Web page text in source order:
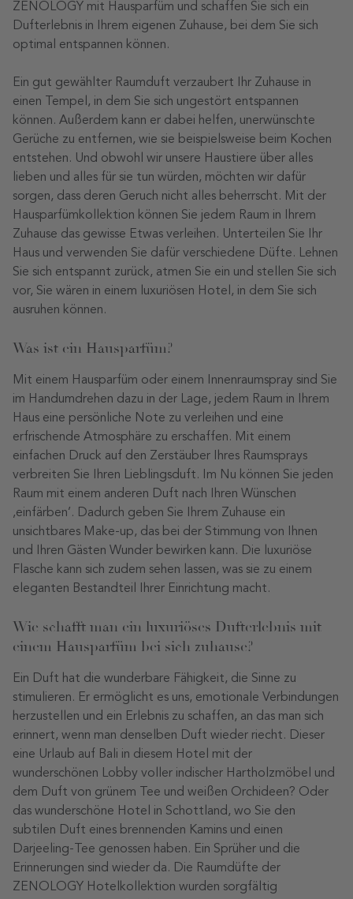
ZENOLOGY mit Hausparfüm und schaffen Sie sich ein
Dufterlebnis in Ihrem eigenen Zuhause, bei dem Sie sich
optimal entspannen können.
Ein gut gewählter Raumduft verzaubert Ihr Zuhause in
einen Tempel, in dem Sie sich ungestört entspannen
können. Außerdem kann er dabei helfen, unerwünschte
Gerüche zu entfernen, wie sie beispielsweise beim Kochen
entstehen. Und obwohl wir unsere Haustiere über alles
lieben und alles für sie tun würden, möchten wir dafür
sorgen, dass deren Geruch nicht alles beherrscht. Mit der
Hausparfümkollektion können Sie jedem Raum in Ihrem
Zuhause das gewisse Etwas verleihen. Unterteilen Sie Ihr
Haus und verwenden Sie dafür verschiedene Düfte. Lehnen
Sie sich entspannt zurück, atmen Sie ein und stellen Sie sich
vor, Sie wären in einem luxuriösen Hotel, in dem Sie sich
ausruhen können.
Was ist ein Hausparfüm?
Mit einem Hausparfüm oder einem Innenraumspray sind Sie
im Handumdrehen dazu in der Lage, jedem Raum in Ihrem
Haus eine persönliche Note zu verleihen und eine
erfrischende Atmosphäre zu erschaffen. Mit einem
einfachen Druck auf den Zerstäuber Ihres Raumsprays
verbreiten Sie Ihren Lieblingsduft. Im Nu können Sie jeden
Raum mit einem anderen Duft nach Ihren Wünschen
‚einfärben’. Dadurch geben Sie Ihrem Zuhause ein
unsichtbares Make-up, das bei der Stimmung von Ihnen
und Ihren Gästen Wunder bewirken kann. Die luxuriöse
Flasche kann sich zudem sehen lassen, was sie zu einem
eleganten Bestandteil Ihrer Einrichtung macht.
Wie schafft man ein luxuriöses Dufterlebnis mit
einem Hausparfüm bei sich zuhause?
Ein Duft hat die wunderbare Fähigkeit, die Sinne zu
stimulieren. Er ermöglicht es uns, emotionale Verbindungen
herzustellen und ein Erlebnis zu schaffen, an das man sich
erinnert, wenn man denselben Duft wieder riecht. Dieser
eine Urlaub auf Bali in diesem Hotel mit der
wunderschönen Lobby voller indischer Hartholzmöbel und
dem Duft von grünem Tee und weißen Orchideen? Oder
das wunderschöne Hotel in Schottland, wo Sie den
subtilen Duft eines brennenden Kamins und einen
Darjeeling-Tee genossen haben. Ein Sprüher und die
Erinnerungen sind wieder da. Die Raumdüfte der
ZENOLOGY Hotelkollektion wurden sorgfältig